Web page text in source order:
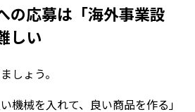
の応募は「海外事業設
しい
しょう。
機械を入れて、良い商品を作る」